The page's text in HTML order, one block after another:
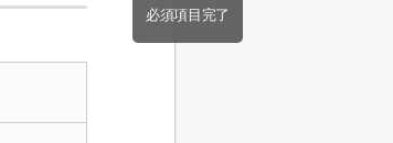
必須項目完了